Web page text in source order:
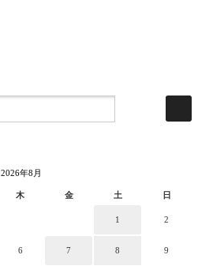
2026年8月
木 金 土 日
1 2
6 7 8 9